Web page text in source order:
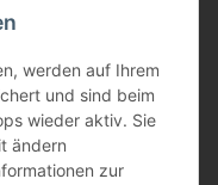
werden auf Ihrem
und sind beim
wieder aktiv. Sie
ändern
zur